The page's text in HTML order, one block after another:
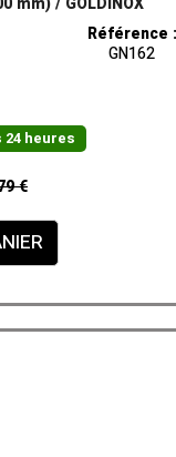
Référence :
GN162
heures
€